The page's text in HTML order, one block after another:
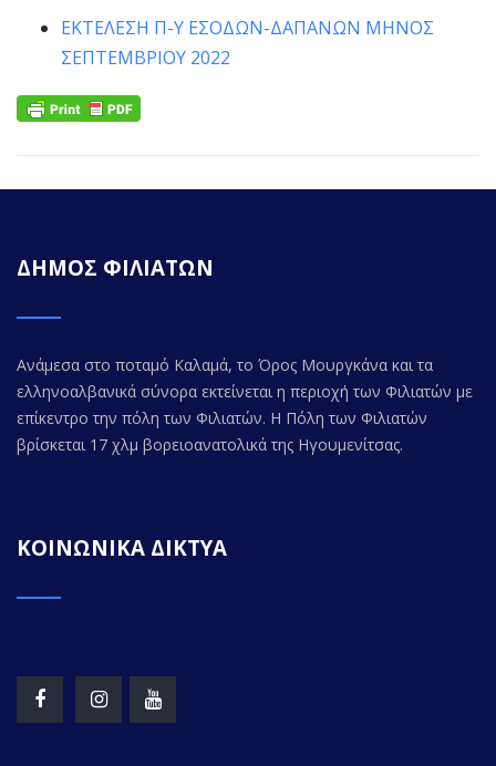
ΕΚΤΕΛΕΣΗ Π-Υ ΕΣΟΔΩΝ-ΔΑΠΑΝΩΝ ΜΗNΟΣ
ΣΕΠΤΕΜΒΡΙΟΥ 2022
ΔΗΜΟΣ ΦΙΛΙΑΤΩΝ
Ανάμεσα στο ποταμό Καλαμά, το Όρος Μουργκάνα και τα
ελληνοαλβανικά σύνορα εκτείνεται η περιοχή των Φιλιατών με
επίκεντρο την πόλη των Φιλιατών. Η Πόλη των Φιλιατών
βρίσκεται 17 χλμ βορειοανατολικά της Ηγουμενίτσας.
ΚΟΙΝΩΝΙΚΑ ΔΙΚΤΥΑ